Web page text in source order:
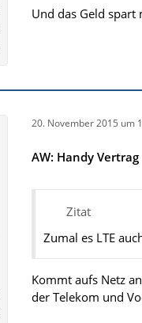
Und das Geld spart
20. November 2015 um
AW: Handy
Zitat
Zumal es LTE
Kommt aufs Netz
der Telekom und